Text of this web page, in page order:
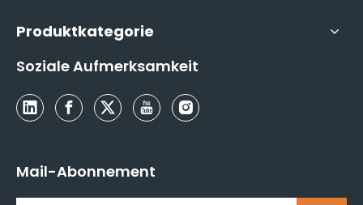
Produktkategorie
Soziale Aufmerksamkeit
Mail-Abonnement